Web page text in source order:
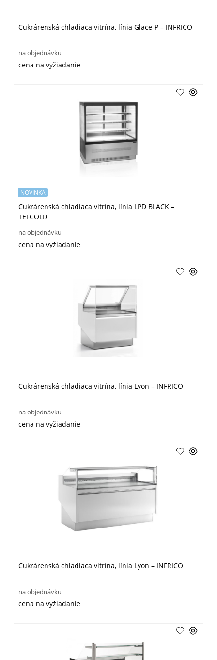
Cukrárenská chladiaca vitrína, línia Glace-P – INFRICO
na objednávku
cena na vyžiadanie
Cukrárenská chladiaca vitrína, línia LPD BLACK –
TEFCOLD
NOVINKA
na objednávku
cena na vyžiadanie
Cukrárenská chladiaca vitrína, línia Lyon – INFRICO
na objednávku
cena na vyžiadanie
Cukrárenská chladiaca vitrína, línia Lyon – INFRICO
na objednávku
cena na vyžiadanie